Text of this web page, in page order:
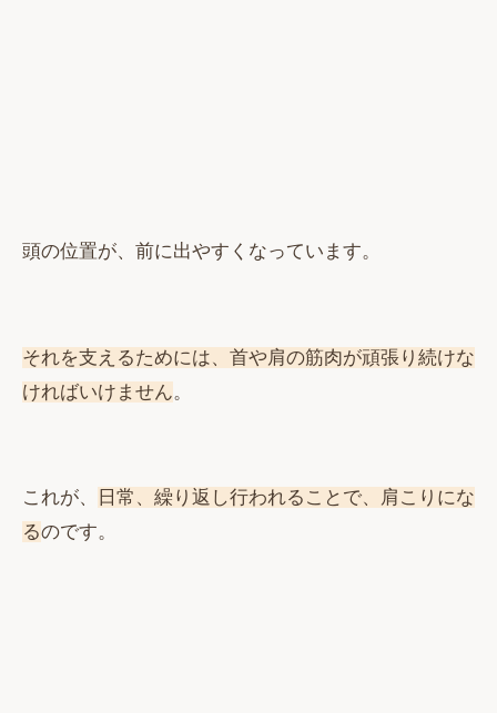
頭の位置が、前に出やすくなっています。
それを支えるためには、 首や肩の筋肉が頑張り続けな
ければいけません。
これが、
日常、繰り返し行われることで、肩こりにな
るのです。